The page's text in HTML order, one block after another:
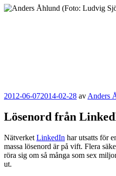
Hoppa
Publicerat
2012-06-072014-02-28 av Anders
Lösenord från
Nätverket LinkedIn har utsatts för
massa lösenord är på vift. Flera
röra sig om så många som sex
ut.